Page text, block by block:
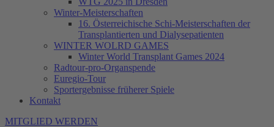
Winter-Meisterschaften
16. Österreichische Schi-Meisterschaften der
Transplantierten und Dialysepatienten
WINTER WOLRD GAMES
Winter World Transplant Games 2024
Radtour-pro-Organspende
Euregio-Tour
Sportergebnisse früherer Spiele
Kontakt
MITGLIED WERDEN